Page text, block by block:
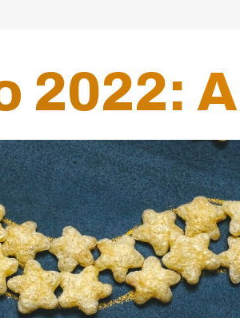
2022: